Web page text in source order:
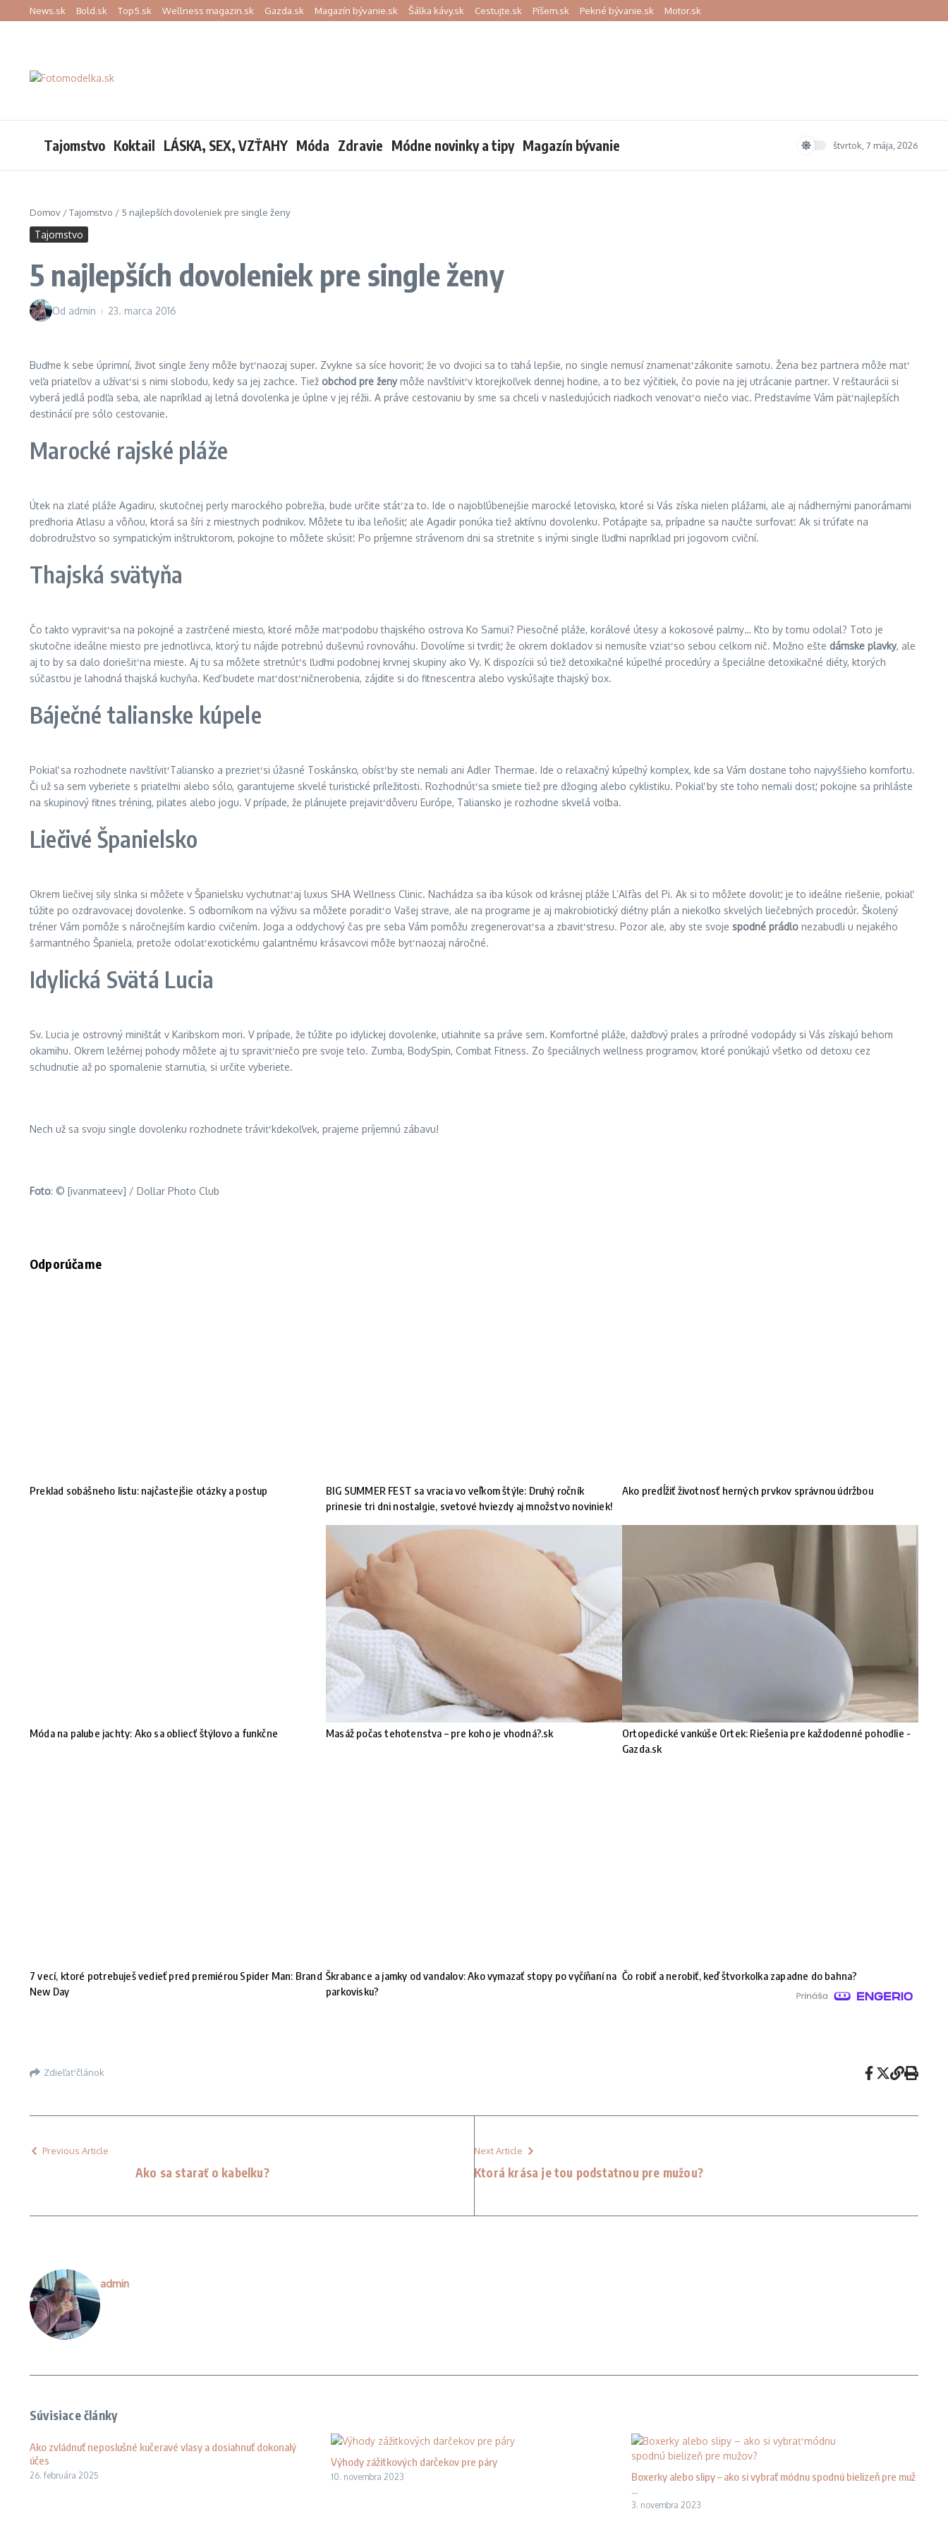
Preskočiť na obsah
News.sk Bold.sk Top5.sk Wellness magazin.sk Gazda.sk Magazín bývanie.sk Šálka kávy.sk Cestujte.sk Píšem.sk Pekné bývanie.sk Motor.sk
Tajomstvo Koktail LÁSKA, SEX, VZŤAHY Móda Zdravie Módne novinky a tipy Magazín bývanie štvrtok, 7 mája, 2026
Domov /Tajomstvo / 5 najlepších dovoleniek pre single ženy
Tajomstvo
5 najlepších dovoleniek pre single ženy
Od admin 23. marca 2016
Buďme k sebe úprimní, život single ženy môže byť naozaj super. Zvykne sa síce hovoriť, že vo dvojici sa to ťahá lepšie, no single nemusí znamenať zákonite samotu. Žena bez partnera môže mať
veľa priateľov a užívať si s nimi slobodu, kedy sa jej zachce. Tiež obchod pre ženymôže navštíviť v ktorejkoľvek dennej hodine, a to bez výčitiek, čo povie na jej utrácanie partner. V reštaurácii si
vyberá jedlá podľa seba, ale napríklad aj letná dovolenka je úplne v jej réžii. A práve cestovaniu by sme sa chceli v nasledujúcich riadkoch venovať o niečo viac. Predstavíme Vám päť najlepších
destinácií pre sólo cestovanie.
Marocké rajské pláže
Útek na zlaté pláže Agadiru, skutočnej perly marockého pobrežia, bude určite stáť za to. Ide o najobľúbenejšie marocké letovisko, ktoré si Vás získa nielen plážami, ale aj nádhernými panorámami
predhoria Atlasu a vôňou, ktorá sa šíri z miestnych podnikov. Môžete tu iba leňošiť, ale Agadir ponúka tiež aktívnu dovolenku. Potápajte sa, prípadne sa naučte surfovať. Ak si trúfate na
dobrodružstvo so sympatickým inštruktorom, pokojne to môžete skúsiť. Po príjemne strávenom dni sa stretnite s inými single ľuďmi napríklad pri jogovom cviční.
Thajská svätyňa
Čo takto vypraviť sa na pokojné a zastrčené miesto, ktoré môže mať podobu thajského ostrova Ko Samui? Piesočné pláže, korálové útesy a kokosové palmy… Kto by tomu odolal? Toto je
skutočne ideálne miesto pre jednotlivca, ktorý tu nájde potrebnú duševnú rovnováhu. Dovolíme si tvrdiť, že okrem dokladov si nemusíte vziať so sebou celkom nič. Možno ešte dámske plavky, ale
aj to by sa dalo doriešiť na mieste. Aj tu sa môžete stretnúť s ľuďmi podobnej krvnej skupiny ako Vy. K dispozícii sú tiež detoxikačné kúpeľné procedúry a špeciálne detoxikačné diéty, ktorých
súčasťou je lahodná thajská kuchyňa. Keď budete mať dosť ničnerobenia, zájdite si do fitnescentra alebo vyskúšajte thajský box.
Báječné talianske kúpele
Pokiaľ sa rozhodnete navštíviť Taliansko a prezrieť si úžasné Toskánsko, obísť by ste nemali ani Adler Thermae. Ide o relaxačný kúpeľný komplex, kde sa Vám dostane toho najvyššieho komfortu.
Či už sa sem vyberiete s priateľmi alebo sólo, garantujeme skvelé turistické príležitosti. Rozhodnúť sa smiete tiež pre džoging alebo cyklistiku. Pokiaľ by ste toho nemali dosť, pokojne sa prihláste
na skupinový fitnes tréning, pilates alebo jogu. V prípade, že plánujete prejaviť dôveru Európe, Taliansko je rozhodne skvelá voľba.
Liečivé Španielsko
Okrem liečivej sily slnka si môžete v Španielsku vychutnať aj luxus SHA Wellness Clinic. Nachádza sa iba kúsok od krásnej pláže L’Alfàs del Pi. Ak si to môžete dovoliť, je to ideálne riešenie, pokiaľ
túžite po ozdravovacej dovolenke. S odborníkom na výživu sa môžete poradiť o Vašej strave, ale na programe je aj makrobiotický diétny plán a niekoľko skvelých liečebných procedúr. Školený
tréner Vám pomôže s náročnejším kardio cvičením. Joga a oddychový čas pre seba Vám pomôžu zregenerovať sa a zbaviť stresu. Pozor ale, aby ste svoje spodné prádlo nezabudli u nejakého
šarmantného Španiela, pretože odolať exotickému galantnému krásavcovi môže byť naozaj náročné.
Idylická Svätá Lucia
Sv. Lucia je ostrovný miništát v Karibskom mori. V prípade, že túžite po idylickej dovolenke, utiahnite sa práve sem. Komfortné pláže, dažďový prales a prírodné vodopády si Vás získajú behom
okamihu. Okrem ležérnej pohody môžete aj tu spraviť niečo pre svoje telo. Zumba, BodySpin, Combat Fitness. Zo špeciálnych wellness programov, ktoré ponúkajú všetko od detoxu cez
schudnutie až po spomalenie starnutia, si určite vyberiete.
Nech už sa svoju single dovolenku rozhodnete tráviť kdekoľvek, prajeme príjemnú zábavu!
Foto: © [ivanmateev] / Dollar Photo Club
Odporúčame
Preklad sobášneho listu: najčastejšie otázky a postup
BIG SUMMER FEST sa vracia vo veľkom štýle: Druhý ročník
prinesie tri dni nostalgie, svetové hviezdy aj množstvo noviniek!
Ako predĺžiť životnosť herných prvkov správnou údržbou
Móda na palube jachty: Ako sa obliecť štýlovo a funkčne Masáž počas tehotenstva – pre koho je vhodná?.sk
Ortopedické vankúše Ortek: Riešenia pre každodenné pohodlie -
Gazda.sk
7 vecí, ktoré potrebuješ vedieť pred premiérou Spider Man: Brand
New Day
Škrabance a jamky od vandalov: Ako vymazať stopy po vyčíňaní na
parkovisku?
Čo robiť a nerobiť, keď štvorkolka zapadne do bahna?
Zdieľať článok
Previous Article
Ako sa starať o kabelku?
Next Article
Ktorá krása je tou podstatnou pre mužou?
admin
Súvisiace články
Ako zvládnuť neposlušné kučeravé vlasy a dosiahnuť dokonalý
účes
26. februára 2025
Výhody zážitkových darčekov pre páry
10. novembra 2023
Boxerky alebo slipy – ako si vybrať módnu spodnú bielizeň pre muž
...
3. novembra 2023